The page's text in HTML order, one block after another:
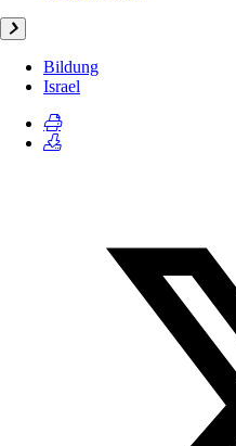
Bildung
Israel